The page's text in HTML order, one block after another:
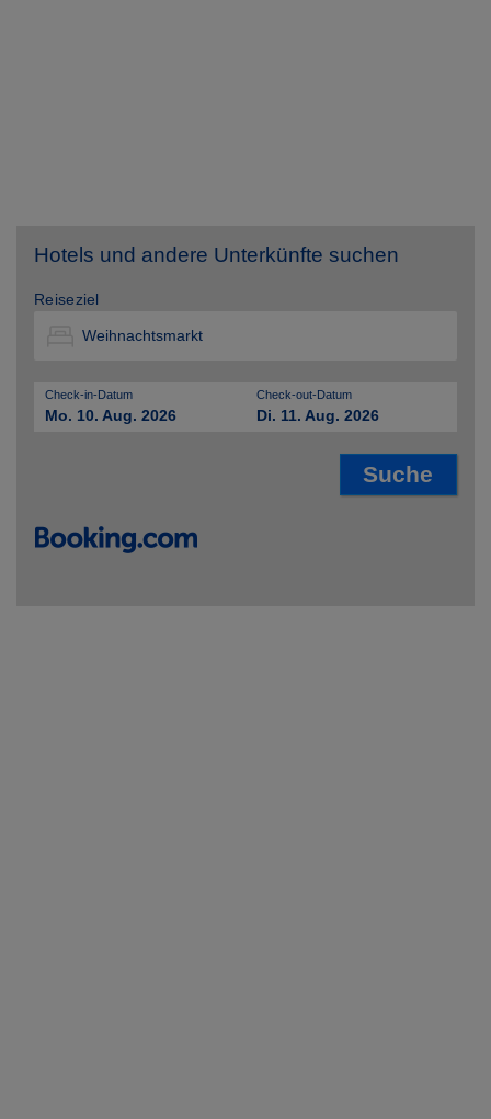
Hotels und andere Unterkünfte suchen
Reiseziel
Check-in-Datum
Mo. 10. Aug. 2026
Check-out-Datum
Di. 11. Aug. 2026